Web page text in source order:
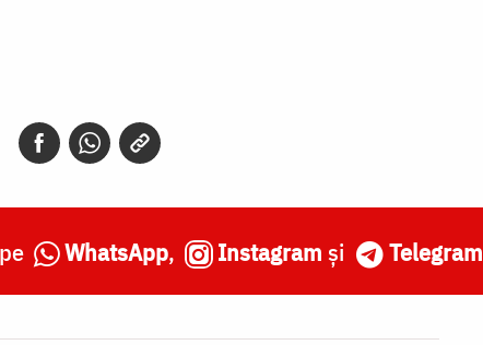
WhatsApp, Instagram și Telegram